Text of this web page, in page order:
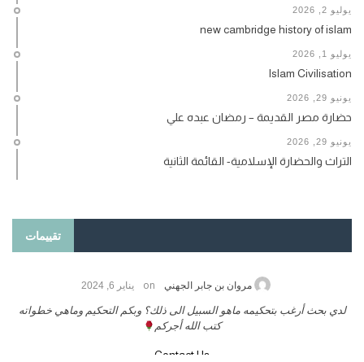
يوليو 2, 2026
new cambridge history of islam
يوليو 1, 2026
Islam Civilisation
يونيو 29, 2026
حضارة مصر القديمة – رمضان عبده علي
يونيو 29, 2026
التراث والحضارة الإسلامية- القائمة الثانية
تقييمات
حامد الزريقي on يناير 25, 2026
السلام عليكم ورحمة الله وبركاتة أرغب بنشر كتابي معكم